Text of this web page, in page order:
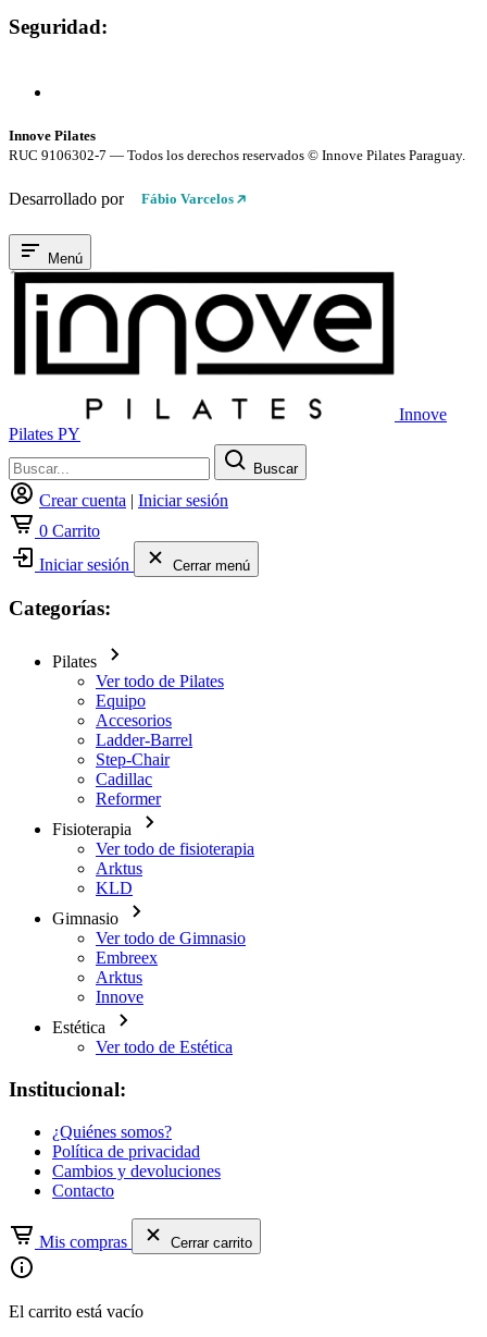
Seguridad:
Innove Pilates
RUC 9106302-7 — Todos los derechos reservados © Innove Pilates Paraguay.
Desarrollado por Fábio Varcelos
Menú
Innove
Pilates PY
Buscar
Crear cuenta | Iniciar sesión
0 Carrito
Iniciar sesión
Cerrar menú
Categorías:
Pilates
Ver todo de Pilates
Equipo
Accesorios
Ladder-Barrel
Step-Chair
Cadillac
Reformer
Fisioterapia
Ver todo de fisioterapia
Arktus
KLD
Gimnasio
Ver todo de Gimnasio
Embreex
Arktus
Innove
Estética
Ver todo de Estética
Institucional:
¿Quiénes somos?
Política de privacidad
Cambios y devoluciones
Contacto
Mis compras Cerrar carrito
El carrito está vacío